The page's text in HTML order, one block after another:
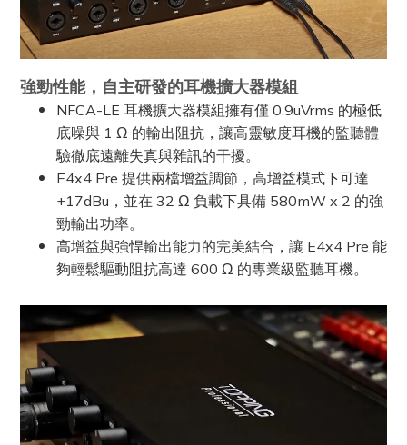
強勁性能，自主研發的耳機擴大器模組
NFCA-LE 耳機擴大器模組擁有僅 0.9uVrms 的極低
底噪與 1 Ω 的輸出阻抗，讓高靈敏度耳機的監聽體
驗徹底遠離失真與雜訊的干擾。
E4x4 Pre 提供兩檔增益調節，高增益模式下可達
+17dBu，並在 32 Ω 負載下具備 580mW x 2 的強
勁輸出功率。
高增益與強悍輸出能力的完美結合，讓 E4x4 Pre 能
夠輕鬆驅動阻抗高達 600 Ω 的專業級監聽耳機。